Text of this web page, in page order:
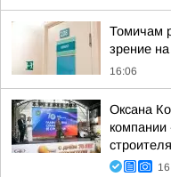
Томичам
зрение
16:06
Оксана
строителя